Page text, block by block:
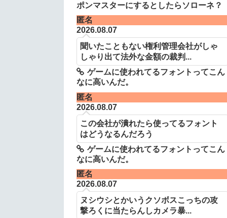
ポンマスターにするとしたらソローネ？
匿名
2026.08.07
聞いたこともない権利管理会社がしゃ
しゃり出て法外な金額の裁判...
ゲームに使われてるフォントってこん
なに高いんだ。
匿名
2026.08.07
この会社が潰れたら使ってるフォント
はどうなるんだろう
ゲームに使われてるフォントってこん
なに高いんだ。
匿名
2026.08.07
ヌシウシとかいうクソボスこっちの攻
撃ろくに当たらんしカメラ暴...